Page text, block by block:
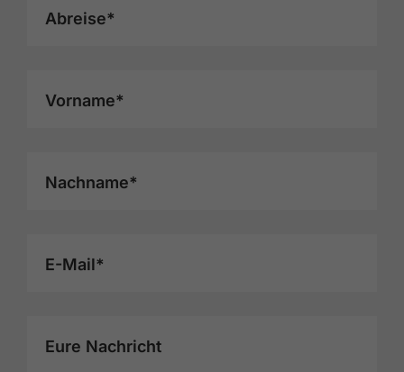
Abreise*
Vorname*
Nachname*
E-Mail*
Eure Nachricht